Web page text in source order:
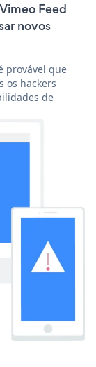
Feed
novos
provável que
os hackers
de